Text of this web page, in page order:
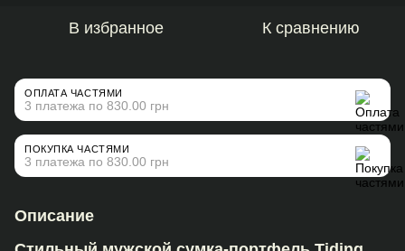
В избранное К сравнению
ОПЛАТА ЧАСТЯМИ
3 платежа по 830.00 грн
ПОКУПКА ЧАСТЯМИ
3 платежа по 830.00 грн
Описание